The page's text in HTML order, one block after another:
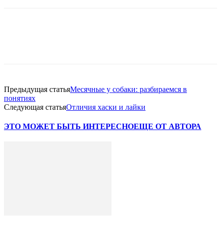
Предыдущая статьяМесячные у собаки: разбираемся в
понятиях
Следующая статьяОтличия хаски и лайки
ЭТО МОЖЕТ БЫТЬ ИНТЕРЕСНОЕЩЕ ОТ АВТОРА